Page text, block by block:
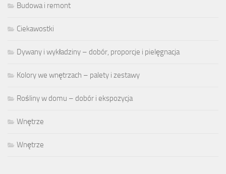
Budowa i remont
Ciekawostki
Dywany i wykładziny – dobór, proporcje i pielęgnacja
Kolory we wnętrzach – palety i zestawy
Rośliny w domu – dobór i ekspozycja
Wnętrze
Wnętrze